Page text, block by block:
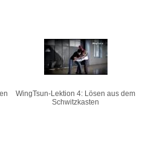
WingTsun-Lektion 4: Lösen aus dem
Schwitzkasten